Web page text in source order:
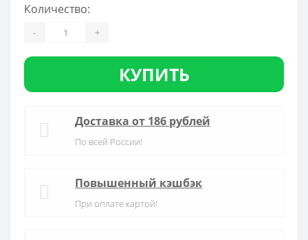
Количество:
- +
КУПИТЬ
Доставка от 186 рублей
По всей России!
Повышенный кэшбэк
При оплате картой!